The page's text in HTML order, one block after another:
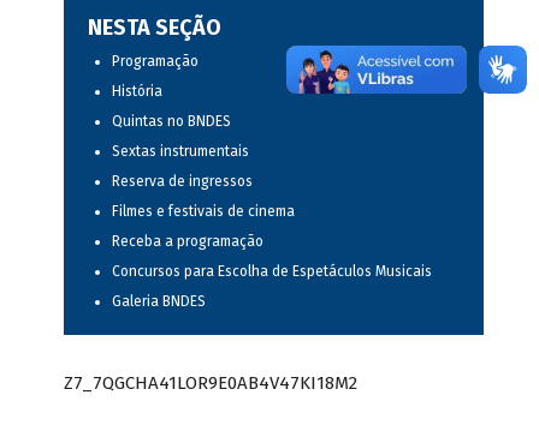
NESTA SEÇÃO
Programação
História
Quintas no BNDES
Sextas instrumentais
Reserva de ingressos
Filmes e festivais de cinema
Receba a programação
Concursos para Escolha de Espetáculos Musicais
Galeria BNDES
Z7_7QGCHA41LOR9E0AB4V47KI18M2